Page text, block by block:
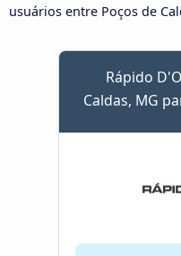
usuários entre Poços de
Rápido
Caldas, MG